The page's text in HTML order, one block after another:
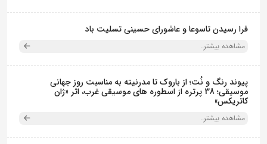
فرا رسیدن تاسوعا و عاشورای حسینی تسلیت باد
مشاهده بیشتر..
پیوند رنگ و نُت؛ از باروک تا مدرنیته به مناسبت روز جهانی
موسیقی؛ 38 پرتره از اسطوره های موسیقی غرب، اثر «ژان
کاتریکس»
مشاهده بیشتر..